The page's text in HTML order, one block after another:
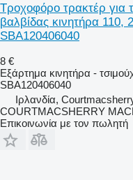
Τροχοφόρο τρακτέρ για
βαλβίδας κινητήρα
SBA120406040
8 €
Εξάρτημα κινητήρα -
SBA120406040
Ιρλανδία,
COURTMACSHERRY
Επικοινωνία με τον πωλητή